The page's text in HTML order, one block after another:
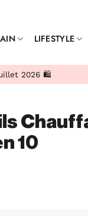
LIFESTYLE
2026 🛍️
10